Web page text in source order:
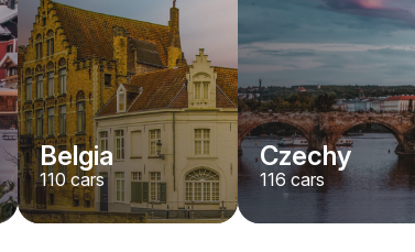
Belgia
110cars
Czechy
116cars